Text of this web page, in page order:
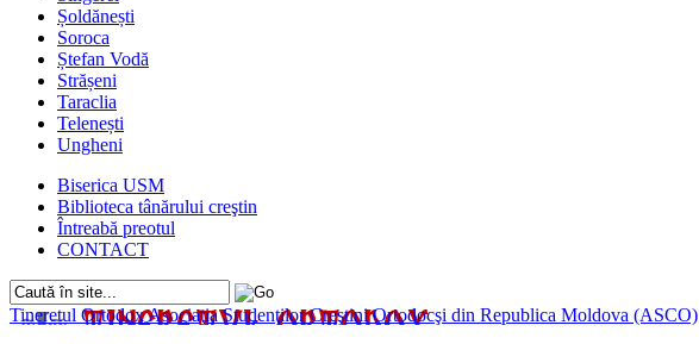
Șoldănești
Soroca
Ștefan Vodă
Strășeni
Taraclia
Telenești
Ungheni
Biserica USM
Biblioteca tânărului creştin
Întreabă preotul
CONTACT
Tineretul OrtodoxAsociaţia Studenţilor Creştini Ortodocşi din Republica Moldova (ASCO)